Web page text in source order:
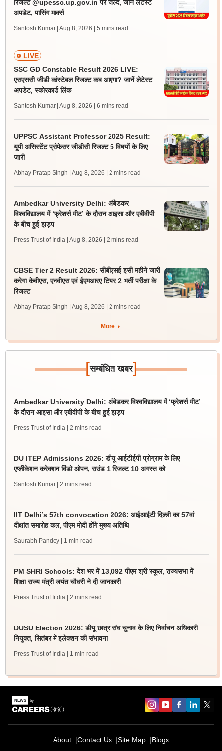
रिजल्ट @upessc.up.gov.in पर जल्द, जानें लेटेस्ट
अपडेट, पासिंग मार्क्स
Santosh Kumar | Aug 8, 2026 | 5 mins read
LIVE
SSC GD Constable Result 2026 LIVE:
एसएससी जीडी कांस्टेबल रिजल्ट कब आएगा? जानें लेटेस्ट
अपडेट, स्कोरकार्ड लिंक
Santosh Kumar | Aug 8, 2026 | 6 mins read
UPPSC Assistant Professor 2025 Result:
यूपी असिस्टेंट प्रोफेसर जीडीसी रिजल्ट 5 विषयों के लिए
जारी
Abhay Pratap Singh | Aug 8, 2026 | 2 mins read
Ambedkar University Delhi: अंबेडकर
विश्वविद्यालय में ‘फ्रेशर्स मीट’ के दौरान आइसा और एबीवीपी
के बीच हुई झड़प
Press Trust of India | Aug 8, 2026 | 2 mins read
CBSE Tier 2 Result 2026: सीबीएसई इसी महीने जारी
करेगा केवीएस, एनवीएस एवं ईएमआरए टियर 2 भर्ती परीक्षा के
रिजल्ट
Abhay Pratap Singh | Aug 8, 2026 | 2 mins read
More
[सम्बंधित खबर]
Ambedkar University Delhi: अंबेडकर विश्वविद्यालय में ‘फ्रेशर्स मीट’
के दौरान आइसा और एबीवीपी के बीच हुई झड़प
Press Trust of India | 2 mins read
DU ITEP Admissions 2026: डीयू आईटीईपी प्रोग्राम के लिए
एप्लीकेशन करेक्शन विंडो ओपन, राउंड 1 रिजल्ट 10 अगस्त को
Santosh Kumar | 2 mins read
IIT Delhi’s 57th convocation 2026: आईआईटी दिल्ली का 57वां
दीक्षांत समारोह कल, पीएम मोदी होंगे मुख्य अतिथि
Saurabh Pandey | 1 min read
PM SHRI Schools: देश भर में 13,092 पीएम श्री स्कूल, राज्यसभा में
शिक्षा राज्य मंत्री जयंत चौधरी ने दी जानकारी
Press Trust of India | 2 mins read
DUSU Election 2026: डीयू छात्र संघ चुनाव के लिए निर्वाचन अधिकारी
नियुक्त, सितंबर में इलेक्शन की संभावना
Press Trust of India | 1 min read
About Contact Us Site Map Blogs